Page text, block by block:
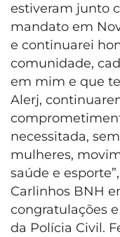
estiveram junto
mandato em
e continuarei
comunidade,
em mim e que
Alerj,
necessitada,
mulheres,
saúde e
Carlinhos BNH
congratulações
da Polícia Civil.